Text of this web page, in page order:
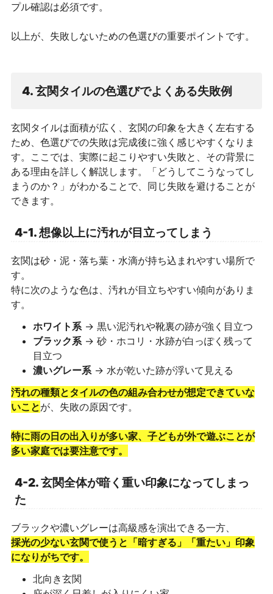
プル確認は必須です。
以上が、失敗しないための色選びの重要ポイントです。
4. 玄関タイルの色選びでよくある失敗例
玄関タイルは面積が広く、玄関の印象を大きく左右する
ため、色選びでの失敗は完成後に強く感じやすくなりま
す。ここでは、実際に起こりやすい失敗と、その背景に
ある理由を詳しく解説します。「どうしてこうなってし
まうのか？」がわかることで、同じ失敗を避けることが
できます。
4-1. 想像以上に汚れが目立ってしまう
玄関は砂・泥・落ち葉・水滴が持ち込まれやすい場所で
す。
特に次のような色は、汚れが目立ちやすい傾向がありま
す。
ホワイト系→ 黒い泥汚れや靴裏の跡が強く目立つ
ブラック系→ 砂・ホコリ・水跡が白っぽく残って
目立つ
濃いグレー系→ 水が乾いた跡が浮いて見える
汚れの種類とタイルの色の組み合わせが想定できていな
いことが、失敗の原因です。
特に雨の日の出入りが多い家、子どもが外で遊ぶことが
多い家庭では要注意です。
4-2. 玄関全体が暗く重い印象になってしまっ
た
ブラックや濃いグレーは高級感を演出できる一方、
採光の少ない玄関で使うと「暗すぎる」「重たい」印象
になりがちです。
北向き玄関